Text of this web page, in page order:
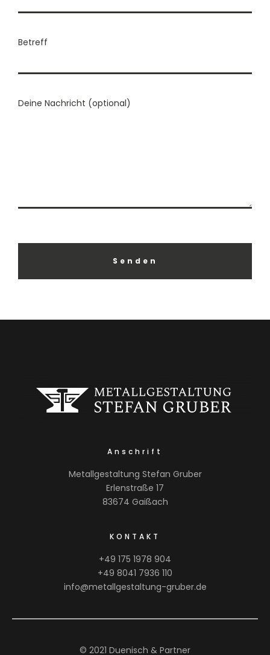
Betreff
Deine Nachricht (optional)
Anschrift
Metallgestaltung Stefan Gruber
Erlenstraße 17
83674 Gaißach
KONTAKT
+49 175 1978 904
+49 8041 7936 110
info@metallgestaltung-gruber.de
© 2021 Duenisch & Partner